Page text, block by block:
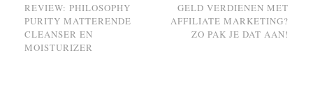
REVIEW: PHILOSOPHY
PURITY MATTERENDE
CLEANSER EN
MOISTURIZER
GELD VERDIENEN MET
AFFILIATE MARKETING?
ZO PAK JE DAT AAN!